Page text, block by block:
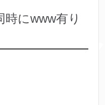
にwww有り